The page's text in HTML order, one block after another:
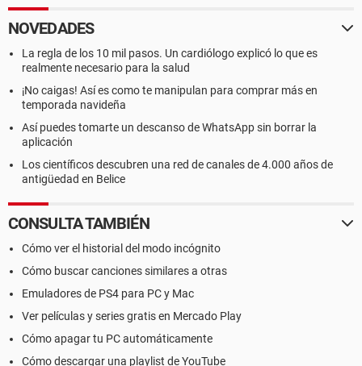
NOVEDADES
La regla de los 10 mil pasos. Un cardiólogo explicó lo que es
realmente necesario para la salud
¡No caigas! Así es como te manipulan para comprar más en
temporada navideña
Así puedes tomarte un descanso de WhatsApp sin borrar la
aplicación
Los científicos descubren una red de canales de 4.000 años de
antigüedad en Belice
CONSULTA TAMBIÉN
Cómo ver el historial del modo incógnito
Cómo buscar canciones similares a otras
Emuladores de PS4 para PC y Mac
Ver películas y series gratis en Mercado Play
Cómo apagar tu PC automáticamente
Cómo descargar una playlist de YouTube